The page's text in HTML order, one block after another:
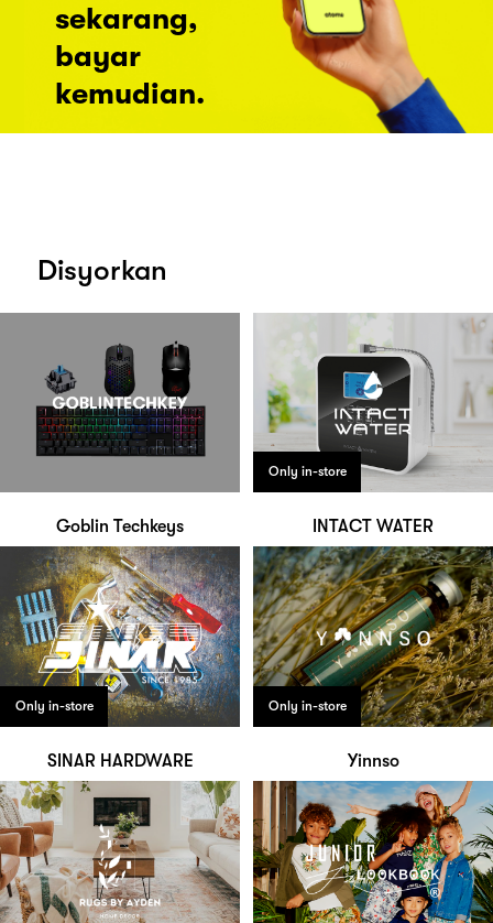
sekarang,
bayar
kemudian.
Disyorkan
Goblin Techkeys
Only in-store
INTACT WATER
Only in-store
SINAR HARDWARE
Only in-store
Yinnso